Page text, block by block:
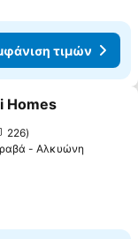
τιμών
αγαπημένα
Homes
226
- Αλκυώνη